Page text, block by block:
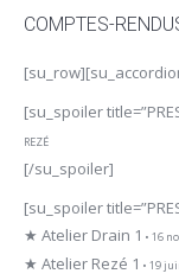
COMPTES-
[su_spoiler
REZÉ
[/su_spoiler]
[su_spoiler
★ Atelier Drain 1 • 16
★ Atelier Rezé 1 • 19